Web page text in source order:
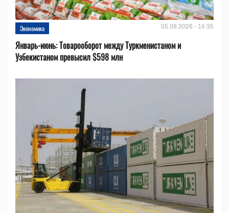
Экономика 05.08.2026 - 14:35
Январь-июнь: Товарооборот между Туркменистаном и
Узбекистаном превысил $598 млн